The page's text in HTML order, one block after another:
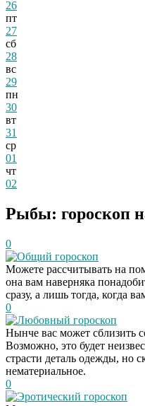
26
пт
27
сб
28
вс
29
пн
30
вт
31
ср
01
чт
02
Рыбы: гороскоп
0
Общий гороскоп
Можете рассчитывать на
она вам наверняка
сразу, а лишь тогда, когда
0
Любовный гороскоп
Нынче вас может сблизить
Возможно, это будет
страсти деталь одежды, но
нематериальное.
0
Эротический гороскоп